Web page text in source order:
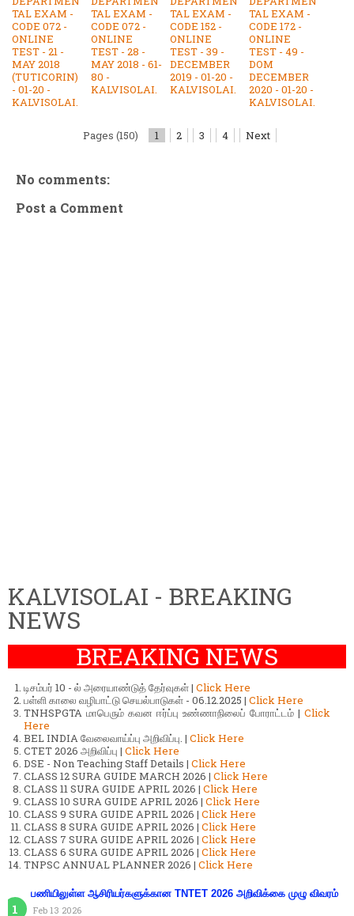
TAL EXAM -
CODE 072 -
ONLINE
TEST - 21 -
MAY 2018
(TUTICORIN)
- 01-20 -
KALVISOLAI.
TAL EXAM -
CODE 072 -
ONLINE
TEST - 28 -
MAY 2018 - 61-
80 -
KALVISOLAI.
TAL EXAM -
CODE 152 -
ONLINE
TEST - 39 -
DECEMBER
2019 - 01-20 -
KALVISOLAI.
TAL EXAM -
CODE 172 -
ONLINE
TEST - 49 -
DOM
DECEMBER
2020 - 01-20 -
KALVISOLAI.
Pages (150) 1 2 3 4 Next
No comments:
Post a Comment
KALVISOLAI - BREAKING
NEWS
BREAKING NEWS
டிசம்பர் 10 - ல் அரையாண்டுத் தேர்வுகள் | Click Here
பள்ளி காலை வழிபாட்டு செயல்பாடுகள் - 06.12.2025 | Click Here
TNHSPGTA மாபெரும் கவன ஈர்ப்பு உண்ணாநிலைப் போராட்டம் | Click
Here
BEL INDIA வேலைவாய்ப்பு அறிவிப்பு. | Click Here
CTET 2026 அறிவிப்பு | Click Here
DSE - Non Teaching Staff Details | Click Here
CLASS 12 SURA GUIDE MARCH 2026 | Click Here
CLASS 11 SURA GUIDE APRIL 2026 | Click Here
CLASS 10 SURA GUIDE APRIL 2026 | Click Here
CLASS 9 SURA GUIDE APRIL 2026 | Click Here
CLASS 8 SURA GUIDE APRIL 2026 | Click Here
CLASS 7 SURA GUIDE APRIL 2026 | Click Here
CLASS 6 SURA GUIDE APRIL 2026 | Click Here
TNPSC ANNUAL PLANNER 2026 | Click Here
பணியிலுள்ள ஆசிரியர்களுக்கான TNTET 2026 அறிவிக்கை முழு விவரம்
Feb 13 2026